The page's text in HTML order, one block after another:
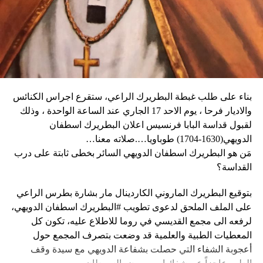
كثيراً».
وكان شي قد كرّر الإثنين رغبته في العمل بهدف التوصل إلى حلّ
سياسي للحرب في أوكرانيا. وأيّد «هدنة أولمبية» دعا إليها
ماكرون لمناسبة أولمبياد باريس هذا الصيف.
نداء الوطن
الثلاثاء، كما أبلغ عن أعمال نهب في بعض الأحياء.
وقال دارين: “المواطنون في حالة رعب، على الرغم من أن
زعيم العصابة جيمي شيريزير دعا المواطنين إلى عدم الخوف
عندما رأوا عصابته تحمل أسلحة، وقال إنهم يريدون فقط الإطاحة
وحاولت مجموعة من أفراد العصابات المدججين بالسلاح، يوم
الإثنين، السيطرة على مطار توسان لوفرتور الدولي، الأكبر في
البلاد، وتبادلوا إطلاق النار مع الشرطة والجنود، مما أدى إلى
إلغاء جميع الرحلات الداخلية والدولية.
ألف شخص من منازلهم منذ عطلة نهاية الأسبوع بسبب أعمال
العنف.
وقال رجل من هايتي يدعى نيكولا لوكالة رويترز للأنباء: “أجبرتنا
بناء على طلب غبطة البطريرك الراعي، ستقرع اجراس الكنائس
والاديار فرحا ، يوم الاحد 17 الجاري عند الساعة الواحدة ، وذلك
لقبول قداسة البابا فرنسيس اعلان البطريرك اسطفان
الدويهي(1630-1704) طوباويا….صلاته معنا…
مَن هو البطريرك اسطفان الدويهي السائر بخطى ثابتة على درب
القداسة؟
بتوقيع البطريرك الماروني الكاردينال مار بشارة بطرس الراعي
على الملف الملحق لدعوى تطويب #البطريرك اسطفان الدويهي،
لرفعه الى مجمع القديسي في روما للاطلاع عليه، تكون كل
المعطيات الطبية والعلمية قد وضعت بتصرف المجمع حول
أعجوبة الشفاء التي حصلت بشفاعة الدويهي مع سيدة وقف